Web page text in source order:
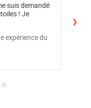
! Je
expérience du
d
›